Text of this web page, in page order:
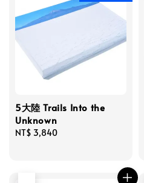
5大陸 Trails Into the
Unknown
Regular
NT$ 3,840